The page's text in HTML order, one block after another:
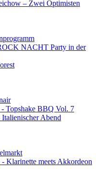
– Zwei Optimisten
NACHT Party in der
- Topshake BBQ Vol. 7
Abend
Klarinette meets Akkordeon